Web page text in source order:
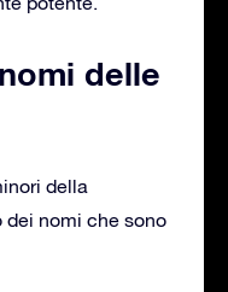
delle
della
dei nomi che sono